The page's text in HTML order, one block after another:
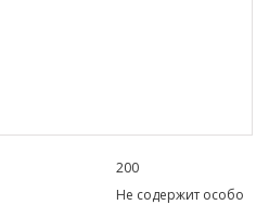
200
Не содержит особо